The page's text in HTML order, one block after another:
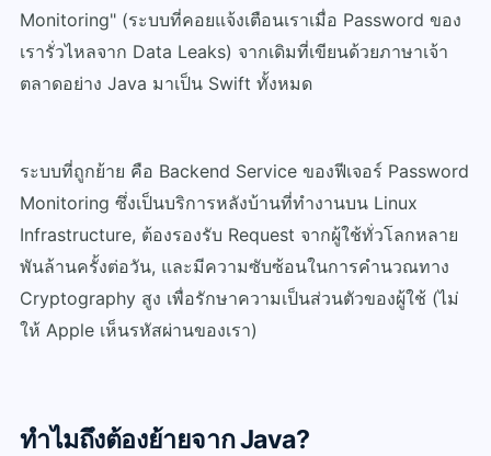
Monitoring" (ระบบที่คอยแจ้งเตือนเราเมื่อ Password ของ
เรารั่วไหลจาก Data Leaks) จากเดิมที่เขียนด้วยภาษาเจ้า
ตลาดอย่าง Java มาเป็น Swift ทั้งหมด
ระบบที่ถูกย้าย คือ Backend Service ของฟีเจอร์ Password
Monitoring ซึ่งเป็นบริการหลังบ้านที่ทำงานบน Linux
Infrastructure, ต้องรองรับ Request จากผู้ใช้ทั่วโลกหลาย
พันล้านครั้งต่อวัน, และมีความซับซ้อนในการคำนวณทาง
Cryptography สูง เพื่อรักษาความเป็นส่วนตัวของผู้ใช้ (ไม่
ให้ Apple เห็นรหัสผ่านของเรา)
ทำไมถึงต้องย้ายจาก Java?